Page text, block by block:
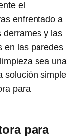
el
enfrentado a
derrames y las
en las paredes
sea una
solución simple
para
para